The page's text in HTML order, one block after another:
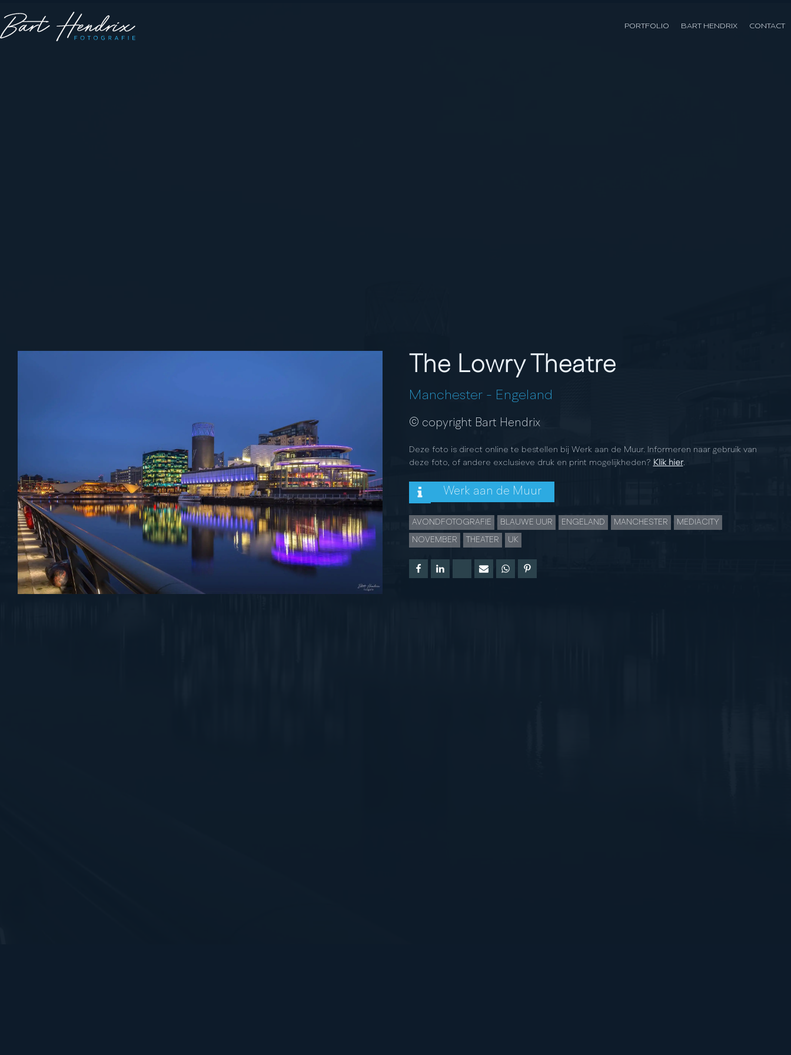
PORTFOLIO BART HENDRIX CONTACT
The Lowry Theatre
Manchester- Engeland
© copyright Bart Hendrix
Deze foto is direct online te bestellen bij Werk aan de Muur. Informeren naar gebruik van
deze foto, of andere exclusieve druk en print mogelijkheden? Klik hier.
Werk aan de Muur
AVONDFOTOGRAFIE BLAUWE UUR ENGELAND MANCHESTER MEDIACITY
NOVEMBER THEATER UK